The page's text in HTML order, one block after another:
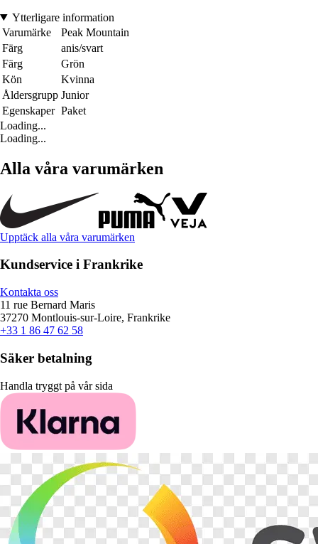
Ytterligare information
Varumärke
Peak Mountain
Färg
anis/svart
Färg
Grön
Kön
Kvinna
Åldersgrupp Junior
Egenskaper Paket
Loading...
Loading...
Alla våra varumärken
Upptäck alla våra varumärken
Kundservice i Frankrike
Kontakta oss
11 rue Bernard Maris
37270 Montlouis-sur-Loire, Frankrike
+33 1 86 47 62 58
Säker betalning
Handla tryggt på vår sida